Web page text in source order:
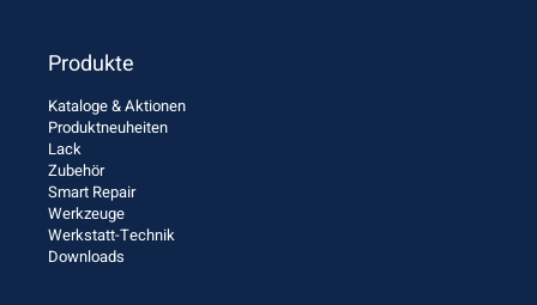
Produkte
Kataloge & Aktionen
Produktneuheiten
Lack
Zubehör
Smart Repair
Werkzeuge
Werkstatt-Technik
Downloads